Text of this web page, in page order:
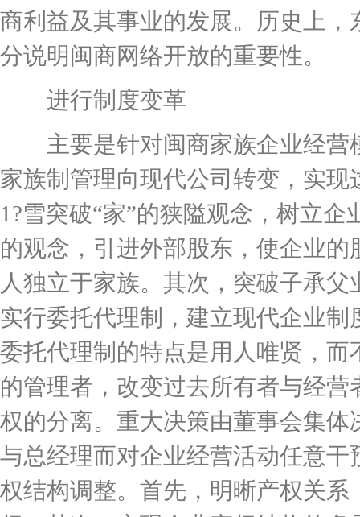
商利益及其事业的发展。历史上
分说明闽商网络开放的重要性。
进行制度变革
主要是针对闽商家族企业经营
家族制管理向现代公司转变，实现
1?雪突破“家”的狭隘观念，树立
的观念，引进外部股东，使企业
人独立于家族。其次，突破子承
实行委托代理制，建立现代企业
委托代理制的特点是用人唯贤，
的管理者，改变过去所有者与经
权的分离。重大决策由董事会集
与总经理而对企业经营活动任意
权结构调整。首先，明晰产权关